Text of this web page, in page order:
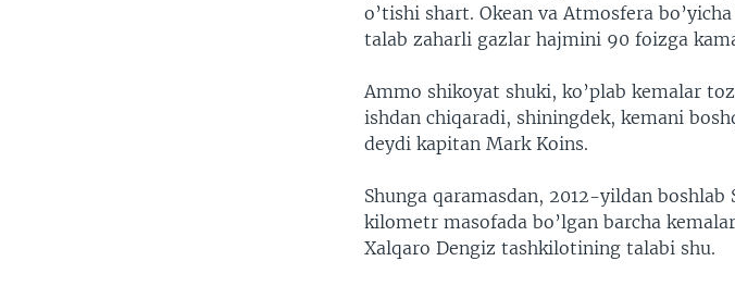
o’tishi shart. Okean va Atmosfera
talab zaharli gazlar hajmini 90 foizga
Ammo shikoyat shuki, ko’plab kemalar
ishdan chiqaradi, shiningdek, kemani
deydi kapitan Mark Koins.
Shunga qaramasdan, 2012-yildan
kilometr masofada bo’lgan barcha
Xalqaro Dengiz tashkilotining talabi shu.